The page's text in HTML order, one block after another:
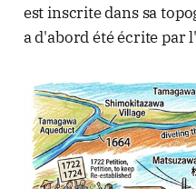
est inscrite dans sa
a d'abord été écrite par